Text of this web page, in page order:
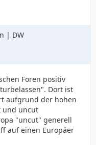
| DW
Foren positiv
Dort ist
aufgrund der hohen
und uncut
"uncut" generell
auf einen Europäer